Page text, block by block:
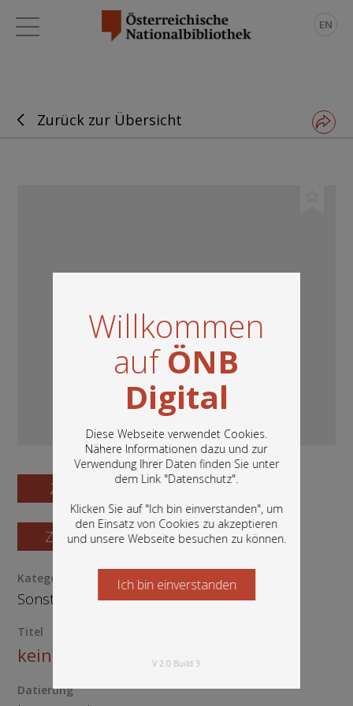
Willkommen
aufÖNB
Digital
Diese Webseite verwendet Cookies.
Nähere Informationen dazu und zur
Verwendung Ihrer Daten finden Sie unter
dem Link "Datenschutz".
Klicken Sie auf "Ich bin einverstanden", um
den Einsatz von Cookies zu akzeptieren
und unsere Webseite besuchen zu können.
In diesem Portal finden Sie die digitalen
Bestände der Österreichischen
Nationalbibliothek: Bücher, Fotografien,
Grafiken und vieles mehr.
Ich bin einverstanden
Starten Sie jetzt
V 2.0 Build 3
EN
Zurück zur Übersicht
Zum Digitalisat
Zum Katalogisat
Kategorie / Medientyp
Sonstige Papyrus
Titel
keiner
Datierung